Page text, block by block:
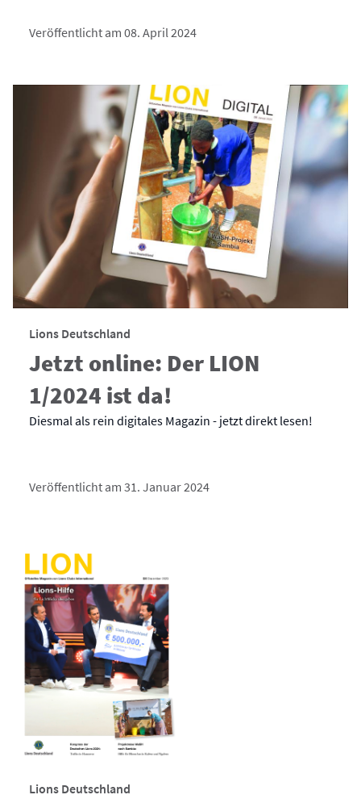
Veröffentlicht am 08. April 2024
Lions Deutschland
Jetzt online: Der LION
1/2024 ist da!
Diesmal als rein digitales Magazin - jetzt direkt lesen!
Veröffentlicht am 31. Januar 2024
Lions Deutschland